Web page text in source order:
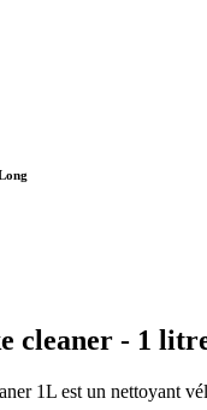
cleaner - 1
1L est un nettoyant